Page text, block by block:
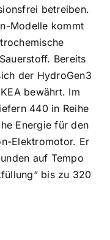
betreiben.
Modelle kommt
Bereits
der HydroGen3
bewährt. Im
440 in Reihe
Energie für den
Elektromotor. Er
auf Tempo
bis zu 320